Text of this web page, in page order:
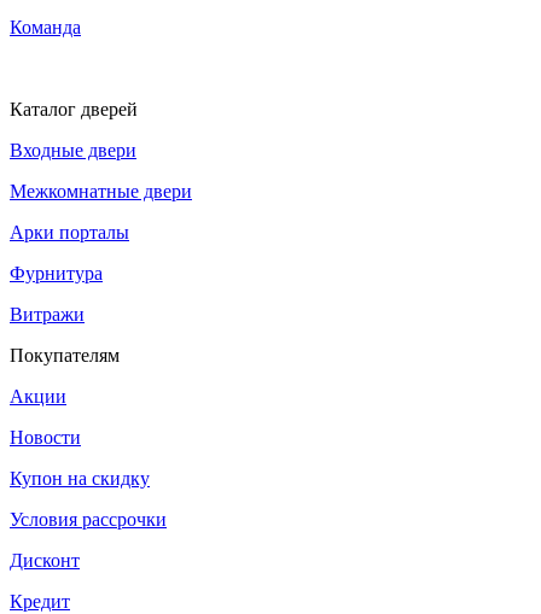
Команда
Каталог дверей
Входные двери
Межкомнатные двери
Арки порталы
Фурнитура
Витражи
Покупателям
Акции
Новости
Купон на скидку
Условия рассрочки
Дисконт
Кредит